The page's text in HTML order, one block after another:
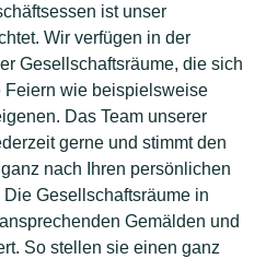
ist unser
Wir verfügen in der
Gesellschaftsräume, die sich
Feiern wie beispielsweise
Das Team unserer
gerne und stimmt den
nach Ihren persönlichen
Gesellschaftsräume in
Gemälden und
So stellen sie einen ganz